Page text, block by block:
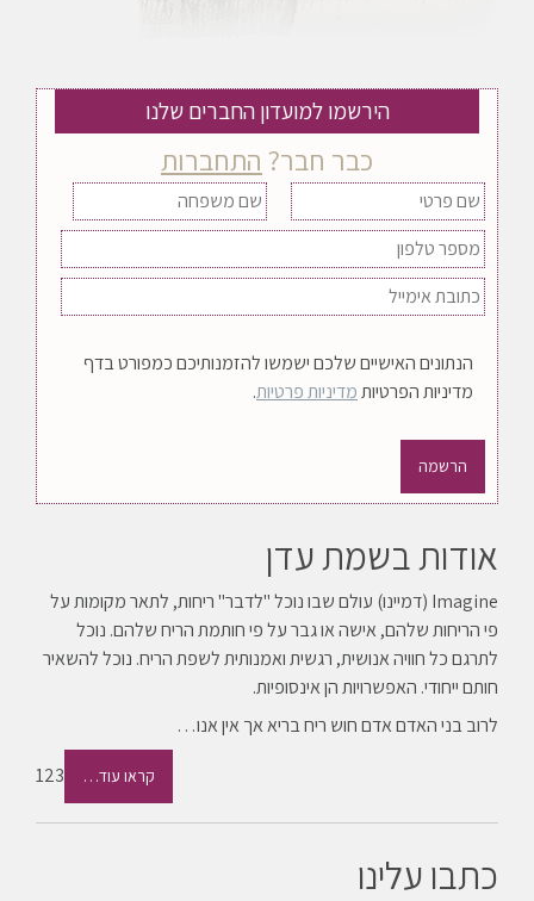
הירשמו למועדון החברים שלנו
כבר חבר? התחברות
הנתונים האישיים שלכם ישמשו להזמנותיכם כמפורט בדף
מדיניות הפרטיותמדיניות פרטיות.
הרשמה
אודות בשמת עדן
Imagine (דמיינו) עולם שבו נוכל "לדבר" ריחות, לתאר מקומות על
פי הריחות שלהם, אישה או גבר על פי חותמת הריח שלהם. נוכל
לתרגם כל חוויה אנושית, רגשית ואמנותית לשפת הריח. נוכל להשאיר
חותם ייחודי. האפשרויות הן אינסופיות.
לרוב בני האדם אדם חוש ריח בריא אך אין אנו…
קראו עוד… 123
כתבו עלינו